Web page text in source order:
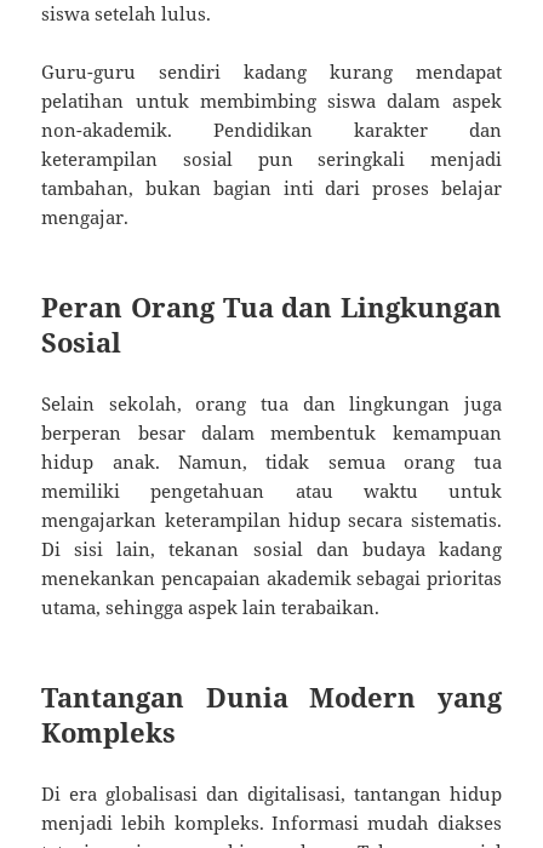
siswa setelah lulus.
Guru-guru sendiri kadang kurang mendapat
pelatihan untuk membimbing siswa dalam aspek
non-akademik. Pendidikan karakter dan
keterampilan sosial pun seringkali menjadi
tambahan, bukan bagian inti dari proses belajar
mengajar.
Peran Orang Tua dan Lingkungan
Sosial
Selain sekolah, orang tua dan lingkungan juga
berperan besar dalam membentuk kemampuan
hidup anak. Namun, tidak semua orang tua
memiliki pengetahuan atau waktu untuk
mengajarkan keterampilan hidup secara sistematis.
Di sisi lain, tekanan sosial dan budaya kadang
menekankan pencapaian akademik sebagai prioritas
utama, sehingga aspek lain terabaikan.
Tantangan Dunia Modern yang
Kompleks
Di era globalisasi dan digitalisasi, tantangan hidup
menjadi lebih kompleks. Informasi mudah diakses